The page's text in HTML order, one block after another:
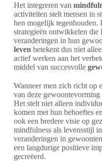
Het integreren van
activiteiten stelt mensen in
hen mogelijk
strategieën ontwikkelen die
veranderingen in hun
leven betekent dus niet
actief werken aan het
middel van succesvolle
Wanneer men zich richt op
van deze
Het stelt niet alleen
komen met hun behoeftes
ook een bredere visie op
mindfulness als levensstijl
veranderingen in
een langdurige positieve
gecreëerd.